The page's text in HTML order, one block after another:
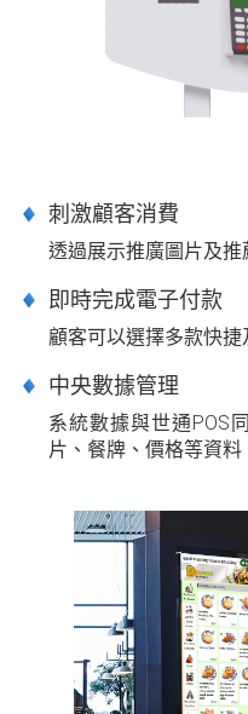
刺激顧客消費
透過展示推廣圖片及
即時完成電子付款
顧客可以選擇多款快
中央數據管理
系統數據與世通POS
片、餐牌、價格等資料